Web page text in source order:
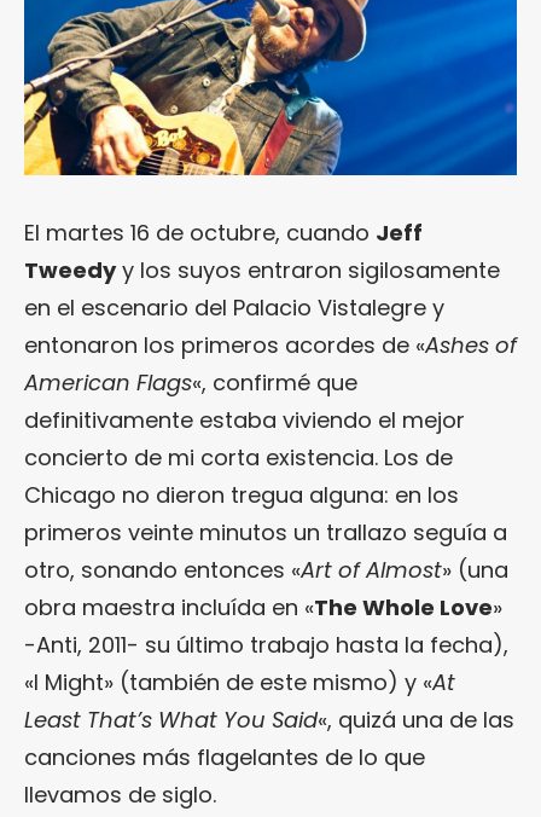
El martes 16 de octubre, cuando Jeff
Tweedyy los suyos entraron sigilosamente
en el escenario del Palacio Vistalegre y
entonaron los primeros acordes de «Ashes of
American Flags«, confirmé que
definitivamente estaba viviendo el mejor
concierto de mi corta existencia. Los de
Chicago no dieron tregua alguna: en los
primeros veinte minutos un trallazo seguía a
otro, sonando entonces «Art of Almost» (una
obra maestra incluída en «The Whole Love»
-Anti, 2011- su último trabajo hasta la fecha),
«I Might» (también de este mismo) y «At
Least That’s What You Said«, quizá una de las
canciones más flagelantes de lo que
llevamos de siglo.